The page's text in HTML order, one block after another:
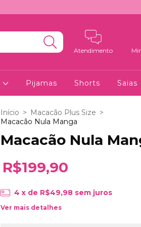
Atendimento
Pijamas Shorts Saias
Início > Macacão Plus Size >
Macacão Nula Manga
Macacão Nula
R$199,90
4 x de R$49,98 sem juros
Ver mais detalhes